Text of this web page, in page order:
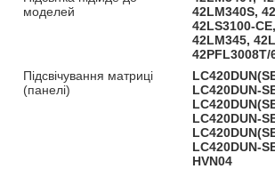
моделей
42LM340S,
42LS3100-
42LM345,
42PFL3008T/
Підсвічування матриці
(панелі)
LC420DUN-
LC420DUN-
LC420DUN-
HVN04